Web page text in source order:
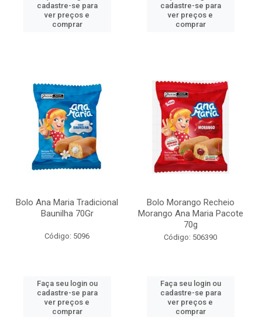
cadastre-se para
ver preços e
comprar
cadastre-se para
ver preços e
comprar
Bolo Ana Maria Tradicional
Baunilha 70Gr
Código: 5096
Faça seu login ou
cadastre-se para
ver preços e
comprar
Bolo Morango Recheio
Morango Ana Maria Pacote
70g
Código: 506390
Faça seu login ou
cadastre-se para
ver preços e
comprar